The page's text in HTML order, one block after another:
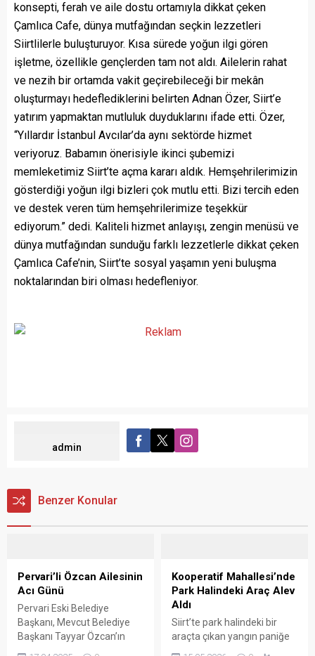
konsepti, ferah ve aile dostu ortamıyla dikkat çeken
Çamlıca Cafe, dünya mutfağından seçkin lezzetleri
Siirtlilerle buluşturuyor. Kısa sürede yoğun ilgi gören
işletme, özellikle gençlerden tam not aldı. Ailelerin rahat
ve nezih bir ortamda vakit geçirebileceği bir mekân
oluşturmayı hedeflediklerini belirten Adnan Özer, Siirt’e
yatırım yapmaktan mutluluk duyduklarını ifade etti. Özer,
“Yıllardır İstanbul Avcılar’da aynı sektörde hizmet
veriyoruz. Babamın önerisiyle ikinci şubemizi
memleketimiz Siirt’te açma kararı aldık. Hemşehrilerimizin
gösterdiği yoğun ilgi bizleri çok mutlu etti. Bizi tercih eden
ve destek veren tüm hemşehrilerimize teşekkür
ediyorum.” dedi. Kaliteli hizmet anlayışı, zengin menüsü ve
dünya mutfağından sunduğu farklı lezzetlerle dikkat çeken
Çamlıca Cafe’nin, Siirt’te sosyal yaşamın yeni buluşma
noktalarından biri olması hedefleniyor.
admin
Benzer Konular
Pervari’li Özcan Ailesinin
Acı Günü
Pervari Eski Belediye
Başkanı, Mevcut Belediye
Başkanı Tayyar Özcan’ın
Kooperatif Mahallesi’nde
Park Halindeki Araç Alev
Aldı
Siirt’te park halindeki bir
araçta çıkan yangın paniğe